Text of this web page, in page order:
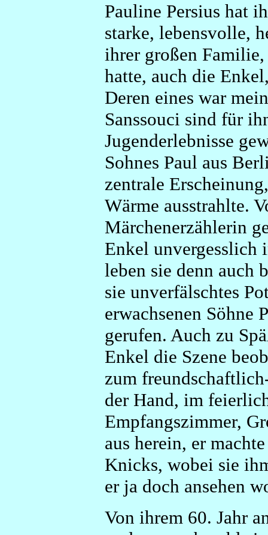
Pauline Persius hat
starke, lebensvolle,
ihrer großen
hatte, auch die
Deren eines war
Sanssouci sind für
Jugenderlebnisse
Sohnes Paul aus
zentrale
Wärme ausstrahlte.
Märchenerzählerin
Enkel unvergesslich
leben sie denn auch
sie unverfälschtes
erwachsenen Söhne
gerufen. Auch zu
Enkel die Szene
zum
der Hand, im
Empfangszimmer,
aus herein, er
Knicks, wobei sie
er ja doch ansehen
Von ihrem 60. Jahr